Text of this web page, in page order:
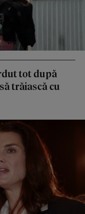
tot după
trăiască cu